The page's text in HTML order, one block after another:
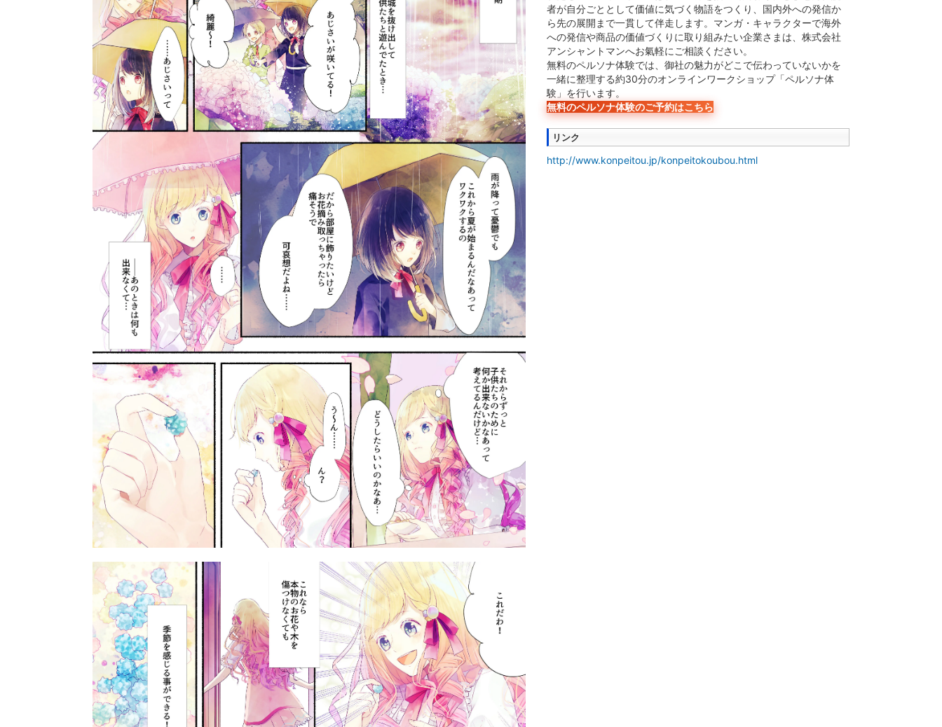
者が自分ごととして価値に気づく物語をつくり、国内外への発信か
ら先の展開まで一貫して伴走します。マンガ・キャラクターで海外
への発信や商品の価値づくりに取り組みたい企業さまは、株式会社
アンシャントマンへお氣軽にご相談ください。
無料のペルソナ体験では、御社の魅力がどこで伝わっていないかを
一緒に整理する約30分のオンラインワークショップ「ペルソナ体
験」を行います。
無料のペルソナ体験のご予約はこちら
リンク
http://www.konpeitou.jp/konpeitokoubou.html